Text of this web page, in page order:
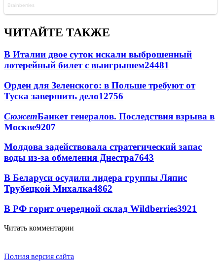
ЧИТАЙТЕ ТАКЖЕ
В Италии двое суток искали выброшенный
лотерейный билет с выигрышем24481
Орден для Зеленского: в Польше требуют от
Туска завершить дело12756
СюжетБанкет генералов. Последствия взрыва в
Москве9207
Молдова задействовала стратегический запас
воды из-за обмеления Днестра7643
В Беларуси осудили лидера группы Ляпис
Трубецкой Михалка4862
В РФ горит очередной склад Wildberries3921
Читать комментарии
Полная версия сайта